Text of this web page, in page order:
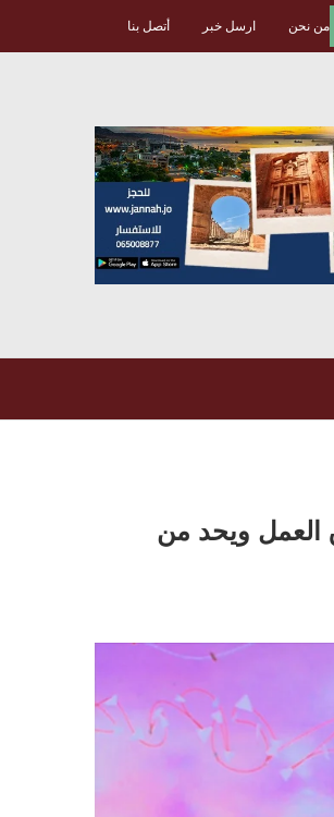
من نحن ارسل خبر أتصل بنا
العمل ويحد من